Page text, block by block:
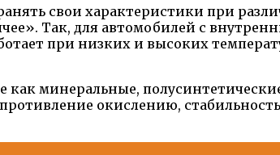
свои характеристики при
Так, для автомобилей с
при низких и высоких
минеральные,
окислению,